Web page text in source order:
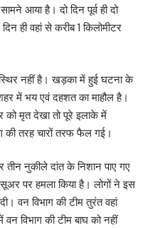
आया है। दो दिन पूर्व ही दो
ही वहां से करीब 1 किलोमीटर
नहीं है। खड़का में हुई घटना के
में भय एवं दहशत का माहौल है।
मृत देखा तो पूरे इलाके में
तरह चारों तरफ फैल गई।
तीन नुकीले दांत के निशान पाए गए
पर हमला किया है। लोगों ने इस
वन विभाग की टीम तुरंत वहां
विभाग की टीम बाघ को नहीं